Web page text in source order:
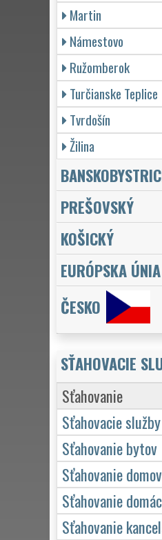
Martin
Námestovo
Ružomberok
Turčianske Teplice
Tvrdošín
Žilina
PREŠOVSKÝ
KOŠICKÝ
EURÓPSKA ÚNIA
ČESKO
SŤAHOVACIE
Sťahovanie
Sťahovacie služby
Sťahovanie bytov
Sťahovanie domov
Sťahovanie
Sťahovanie